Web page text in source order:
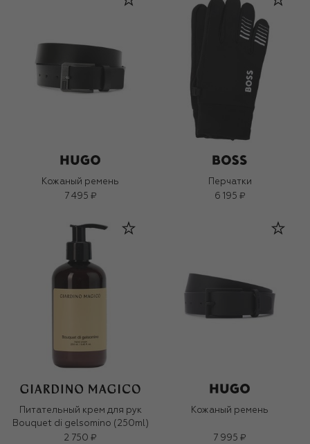
Кожаный ремень
7 495 ₽
Перчатки
6 195 ₽
Питательный крем для рук
Bouquet di gelsomino (250ml)
2 750 ₽
Кожаный ремень
7 995 ₽